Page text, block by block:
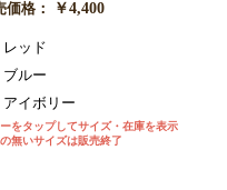
価格： ￥4,400
レッド
ブルー
アイボリー
をタップしてサイズ・在庫を表示
無いサイズは販売終了